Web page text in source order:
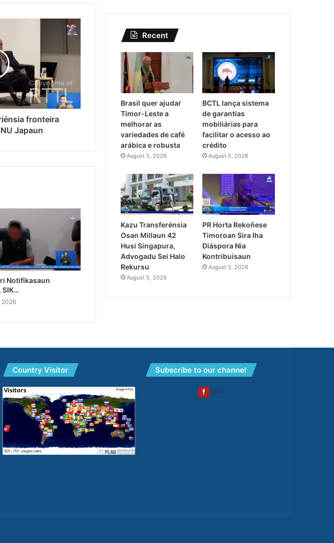
fronteira
Japaun
Notifikasaun
SIK…
2026
Recent
Brasil quer ajudar
Timor-Leste a
melhorar as
variedades de café
arábica e robusta
August 5, 2026
BCTL lança sistema
de garantias
mobiliárias para
facilitar o acesso ao
crédito
August 5, 2026
Kazu Transferénsia
Osan Millaun 42
Husi Singapura,
Advogadu Sei Halo
Rekursu
August 5, 2026
PR Horta Rekoñese
Timoroan Sira Iha
Diáspora Nia
Kontribuisaun
August 5, 2026
Country Visitor Subscribe to our channel